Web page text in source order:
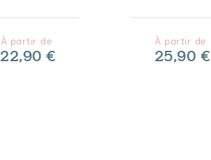
À partir de
22,90 €
À partir de
25,90 €